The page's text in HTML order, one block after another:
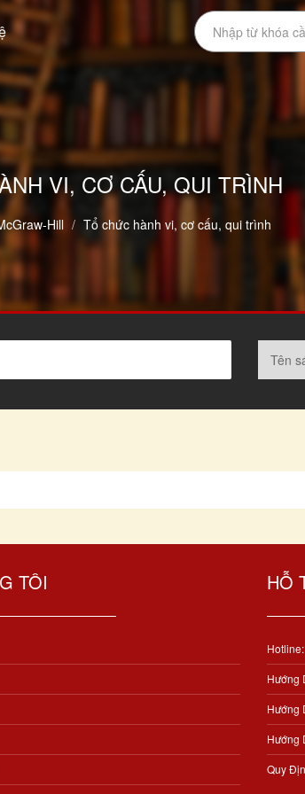
VI, CƠ CẤU, QUI TRÌNH
Hill Tổ chức hành vi, cơ cấu, qui trình
TÔI HỖ
Hướng
Hướng
Hướng
Quy